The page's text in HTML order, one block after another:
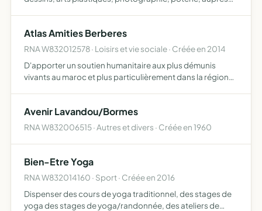
Atlas Amities Berberes
RNA W832012578 · Loisirs et vie sociale · Créée en 2014
D'apporter un soutien humanitaire aux plus démunis
vivants au maroc et plus particulièrement dans la région
éduc…
Avenir Lavandou/Bormes
RNA W832006515 · Autres et divers · Créée en 1960
Bien-Etre Yoga
RNA W832014160 · Sport · Créée en 2016
Dispenser des cours de yoga traditionnel, des stages de
yoga des stages de yoga/randonnée, des ateliers de